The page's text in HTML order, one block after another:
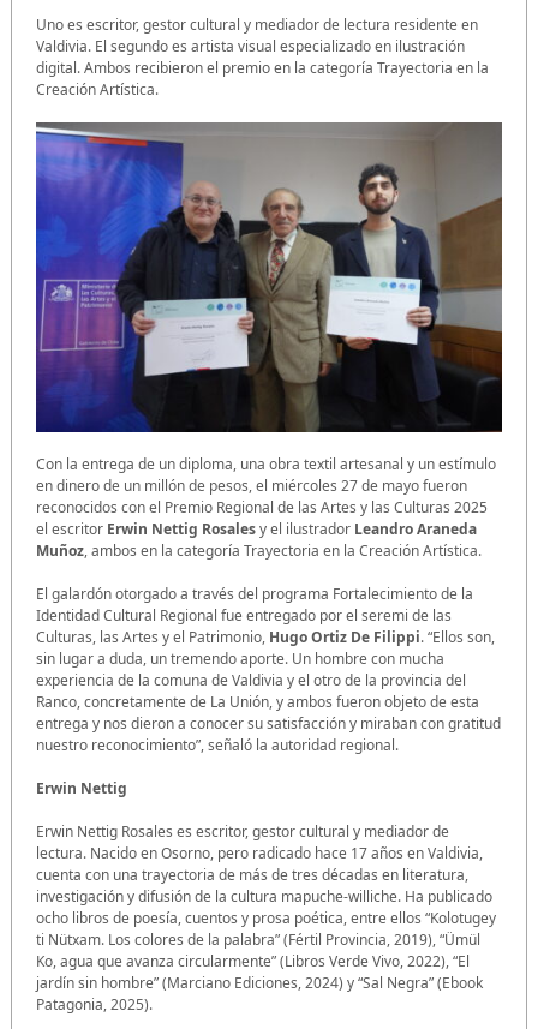
Uno es escritor, gestor cultural y mediador de lectura residente en
Valdivia. El segundo es artista visual especializado en ilustración
digital. Ambos recibieron el premio en la categoría Trayectoria en la
Creación Artística.
Con la entrega de un diploma, una obra textil artesanal y un estímulo
en dinero de un millón de pesos, el miércoles 27 de mayo fueron
reconocidos con el Premio Regional de las Artes y las Culturas 2025
el escritor Erwin Nettig Rosalesy el ilustrador Leandro Araneda
Muñoz, ambos en la categoría Trayectoria en la Creación Artística.
El galardón otorgado a través del programa Fortalecimiento de la
Identidad Cultural Regional fue entregado por el seremi de las
Culturas, las Artes y el Patrimonio, Hugo Ortiz De Filippi. “Ellos son,
sin lugar a duda, un tremendo aporte. Un hombre con mucha
experiencia de la comuna de Valdivia y el otro de la provincia del
Ranco, concretamente de La Unión, y ambos fueron objeto de esta
entrega y nos dieron a conocer su satisfacción y miraban con gratitud
nuestro reconocimiento”, señaló la autoridad regional.
Erwin Nettig
Erwin Nettig Rosales es escritor, gestor cultural y mediador de
lectura. Nacido en Osorno, pero radicado hace 17 años en Valdivia,
cuenta con una trayectoria de más de tres décadas en literatura,
investigación y difusión de la cultura mapuche-williche. Ha publicado
ocho libros de poesía, cuentos y prosa poética, entre ellos “Kolotugey
ti Nütxam. Los colores de la palabra” (Fértil Provincia, 2019), “Ümül
Ko, agua que avanza circularmente” (Libros Verde Vivo, 2022), “El
jardín sin hombre” (Marciano Ediciones, 2024) y “Sal Negra” (Ebook
Patagonia, 2025).